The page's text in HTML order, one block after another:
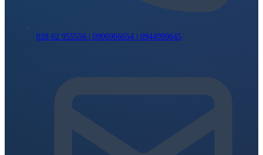
028 62 955556 | 0906966654 | 0944999645